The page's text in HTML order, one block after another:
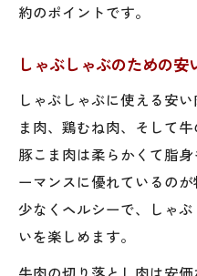
約のポイントです。
しゃぶしゃぶのための
しゃぶしゃぶに使える安
ま肉、鶏むね肉、そして
豚こま肉は柔らかくて脂
ーマンスに優れているの
少なくヘルシーで、しゃ
いを楽しめます。